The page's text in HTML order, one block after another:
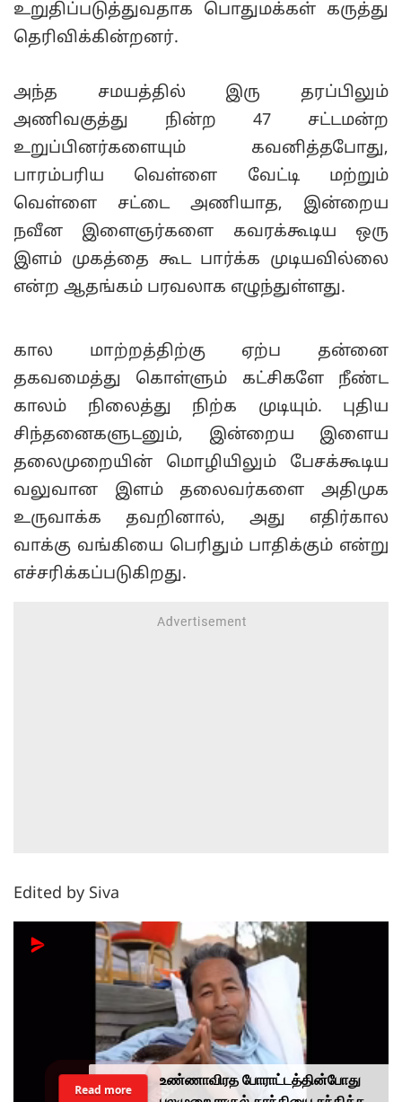
உறுதிப்படுத்துவதாக பொதுமக்கள் கருத்து
தெரிவிக்கின்றனர்.
அந்த சமயத்தில் இரு தரப்பிலும்
அணிவகுத்து நின்ற 47 சட்டமன்ற
உறுப்பினர்களையும் கவனித்தபோது,
பாரம்பரிய வெள்ளை வேட்டி மற்றும்
வெள்ளை சட்டை அணியாத, இன்றைய
நவீன இளைஞர்களை கவரக்கூடிய ஒரு
இளம் முகத்தை கூட பார்க்க முடியவில்லை
என்ற ஆதங்கம் பரவலாக எழுந்துள்ளது.
கால மாற்றத்திற்கு ஏற்ப தன்னை
தகவமைத்து கொள்ளும் கட்சிகளே நீண்ட
காலம் நிலைத்து நிற்க முடியும். புதிய
சிந்தனைகளுடனும், இன்றைய இளைய
தலைமுறையின் மொழியிலும் பேசக்கூடிய
வலுவான இளம் தலைவர்களை அதிமுக
உருவாக்க தவறினால், அது எதிர்கால
வாக்கு வங்கியை பெரிதும் பாதிக்கும் என்று
எச்சரிக்கப்படுகிறது.
Edited by Siva
உண்ணாவிரத போராட்டத்தின்போது
Read more